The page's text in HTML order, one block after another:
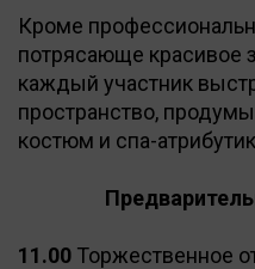
Кроме
потрясающе красивое
каждый участник
пространство,
костюм и спа-
11.00 Торжественное